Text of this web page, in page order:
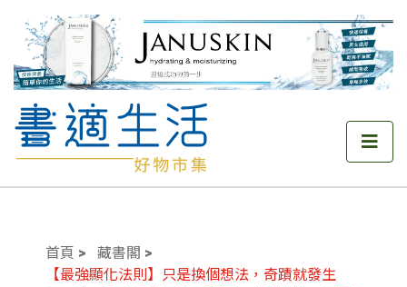
首頁
藏書閣
【最強顯化法則】只是換個想法，奇蹟就發生